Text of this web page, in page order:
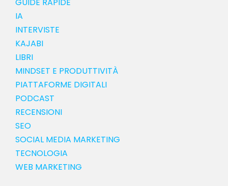
IA
INTERVISTE
KAJABI
LIBRI
MINDSET E PRODUTTIVITÀ
PIATTAFORME DIGITALI
PODCAST
RECENSIONI
SEO
SOCIAL MEDIA MARKETING
TECNOLOGIA
WEB MARKETING